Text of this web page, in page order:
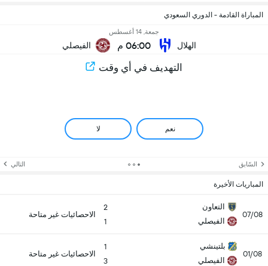
المباراة القادمة - الدوري السعودي
الهلال
جمعة, 14 أغسطس
06:00 م الفيصلي
التهديف في أي وقت
نعم لا
السّابق التالي
المباريات الأخيرة
07/08
التعاون
الفيصلي
2
1
الاحصائيات غير متاحة
01/08
بلتينشي
الفيصلي
1
3
الاحصائيات غير متاحة